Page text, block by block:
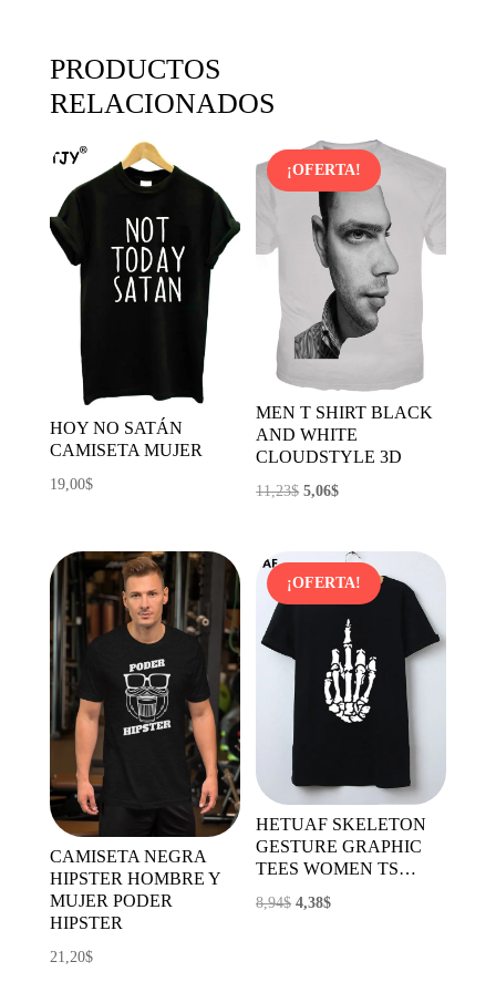
PRODUCTOS
RELACIONADOS
HOY NO SATÁN
CAMISETA MUJER
19,00$
¡OFERTA!
MEN T SHIRT BLACK
AND WHITE
CLOUDSTYLE 3D
11,23$ El
era:
11,23$.
5,06$El
es:
5,06$.
CAMISETA NEGRA
HIPSTER HOMBRE Y
MUJER PODER
HIPSTER
21,20$
¡OFERTA!
HETUAF SKELETON
GESTURE GRAPHIC
TEES WOMEN TS…
8,94$ El
4,38$El